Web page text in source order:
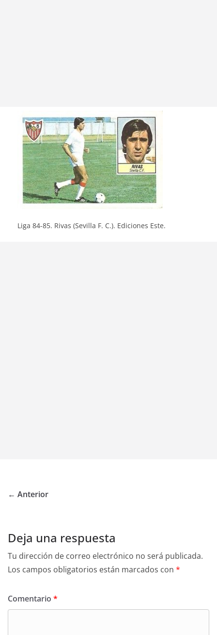
Liga 84-85. Rivas (Sevilla F. C.). Ediciones Este.
← Anterior
Deja una respuesta
Tu dirección de correo electrónico no será publicada.
Los campos obligatorios están marcados con *
Comentario *